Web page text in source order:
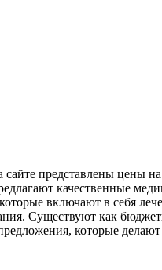
представлены цены
качественные
включают в себя
Существуют как
которые